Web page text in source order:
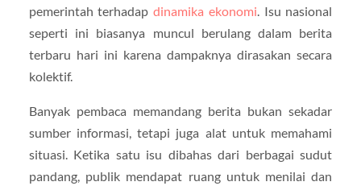
pemerintah terhadapdinamika ekonomi . Isu nasional
seperti ini biasanya muncul berulang dalam berita
terbaru hari ini karena dampaknya dirasakan secara
kolektif.
Banyak pembaca memandang berita bukan sekadar
sumber informasi, tetapi juga alat untuk memahami
situasi. Ketika satu isu dibahas dari berbagai sudut
pandang, publik mendapat ruang untuk menilai dan